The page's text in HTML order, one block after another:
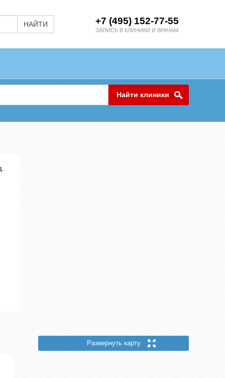
НАЙТИ +7 (495) 152-77-55
ЗАПИСЬ В КЛИНИКИ И ВРАЧАМ
Найти клиники
Развернуть карту